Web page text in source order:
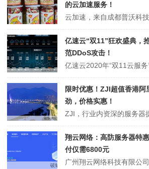
的云加速服务！
亿速云“双11”狂欢盛典，
范DDoS攻击！
限时优惠！ZJI超值香港阿
劲，价格实惠！
翔云网络：高防服务器特
付仅需6800元